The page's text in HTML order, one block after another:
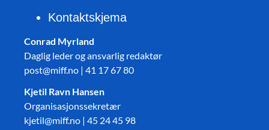
Kontaktskjema
Conrad Myrland
Daglig leder og ansvarlig redaktør
post@miff.no | 41 17 67 80
Kjetil Ravn Hansen
Organisasjonssekretær
kjetil@miff.no | 45 24 45 98